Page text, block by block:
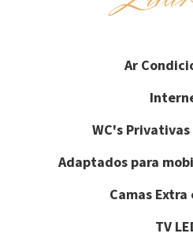
Ar
WC's
Adaptados para
Camas Extra
TV